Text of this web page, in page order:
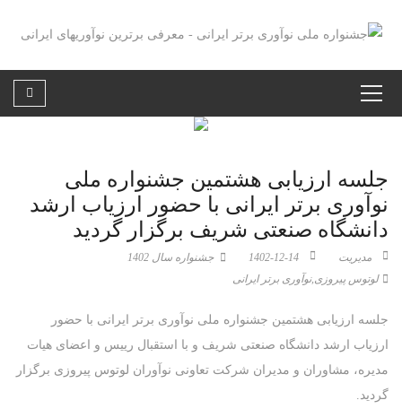
جلسه ارزیابی هشتمین جشنواره ملی
نوآوری برتر ایرانی با حضور ارزیاب ارشد
دانشگاه صنعتی شریف برگزار گردید
مدیریت
جشنواره سال 1402
لوتوس پیروزی,نوآوری برتر ایرانی
جلسه ارزیابی هشتمین جشنواره ملی نوآوری برتر ایرانی با حضور
ارزیاب ارشد دانشگاه صنعتی شریف و با استقبال رییس و اعضای هیات
مدیره، مشاوران و مدیران شرکت تعاونی نوآوران لوتوس پیروزی برگزار
گردید.